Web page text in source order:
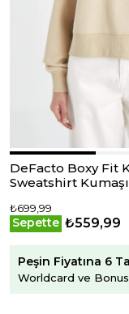
DeFacto Boxy Fit
Sweatshirt
₺699,99
Sepette ₺559,99
Peşin Fiyatına 6
Worldcard ve